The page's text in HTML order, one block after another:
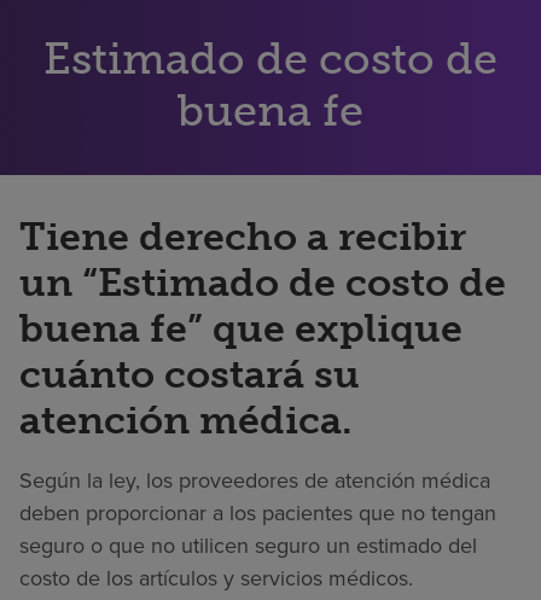
Estimado de costo de
buena fe
Tiene derecho a recibir
un “Estimado de costo de
buena fe” que explique
cuánto costará su
atención médica.
Según la ley, los proveedores de atención médica
deben proporcionar a los pacientes que no tengan
seguro o que no utilicen seguro un estimado del
costo de los artículos y servicios médicos.